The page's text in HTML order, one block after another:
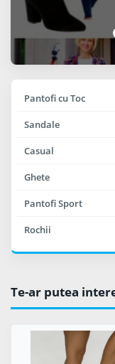
Pantofi cu Toc
Sandale
Casual
Ghete
Pantofi Sport
Rochii
Te-ar putea